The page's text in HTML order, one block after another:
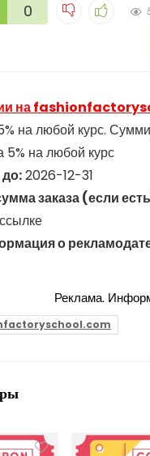
0
на
на любой курс.
5% на любой курс
2026-12-31
заказа (если
о
Реклама.